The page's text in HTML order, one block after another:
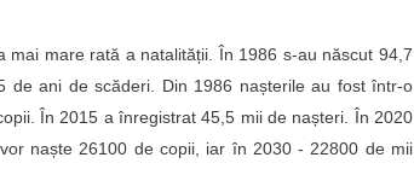
mare rată a natalității. În 1986 s-au născut 94,7
de ani de scăderi. Din 1986 nașterile au fost într-o
În 2015 a înregistrat 45,5 mii de nașteri. În 2020
naște 26100 de copii, iar în 2030 - 22800 de mii